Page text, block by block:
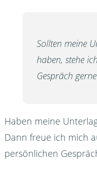
Sollten meine
haben, stehe
Gespräch
Haben meine
Dann freue ich mich
persönlichen